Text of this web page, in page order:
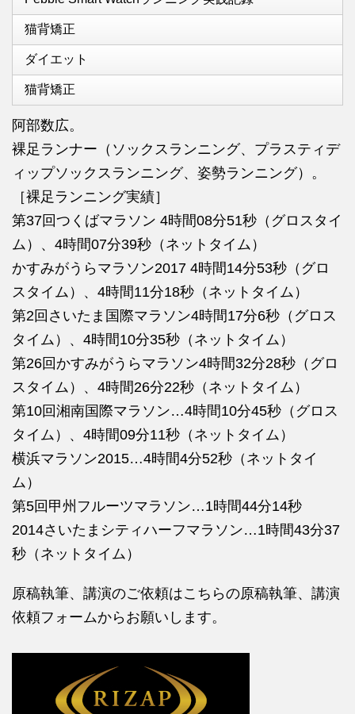
猫背矯正
ダイエット
猫背矯正
阿部数広。
裸足ランナー（ソックスランニング、プラスティデ
ィップソックスランニング、姿勢ランニング）。
［裸足ランニング実績］
第37回つくばマラソン 4時間08分51秒（グロスタイ
ム）、4時間07分39秒（ネットタイム）
かすみがうらマラソン2017 4時間14分53秒（グロ
スタイム）、4時間11分18秒（ネットタイム）
第2回さいたま国際マラソン4時間17分6秒（グロス
タイム）、4時間10分35秒（ネットタイム）
第26回かすみがうらマラソン4時間32分28秒（グロ
スタイム）、4時間26分22秒（ネットタイム）
第10回湘南国際マラソン…4時間10分45秒（グロス
タイム）、4時間09分11秒（ネットタイム）
横浜マラソン2015…4時間4分52秒（ネットタイ
ム）
第5回甲州フルーツマラソン…1時間44分14秒
2014さいたまシティハーフマラソン…1時間43分37
秒（ネットタイム）
原稿執筆、講演のご依頼はこちらの原稿執筆、講演
依頼フォームからお願いします。